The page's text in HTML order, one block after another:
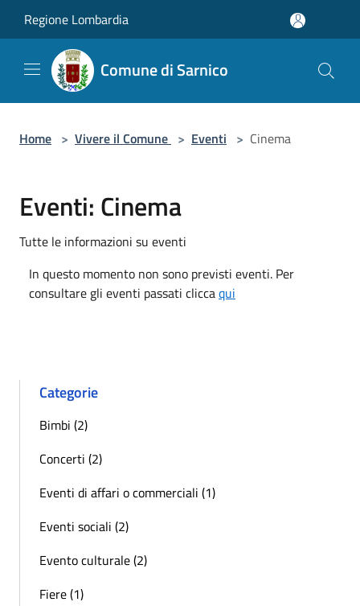
Regione Lombardia
Comune di Sarnico
Home > Vivere il Comune > Eventi > Cinema
Eventi: Cinema
Tutte le informazioni su eventi
In questo momento non sono previsti eventi. Per
consultare gli eventi passati cliccaqui
Categorie
Bimbi (2)
Concerti (2)
Eventi di affari o commerciali (1)
Eventi sociali (2)
Evento culturale (2)
Fiere (1)